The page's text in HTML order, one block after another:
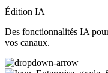
Édition IA
Des fonctionnalités IA
vos canaux.